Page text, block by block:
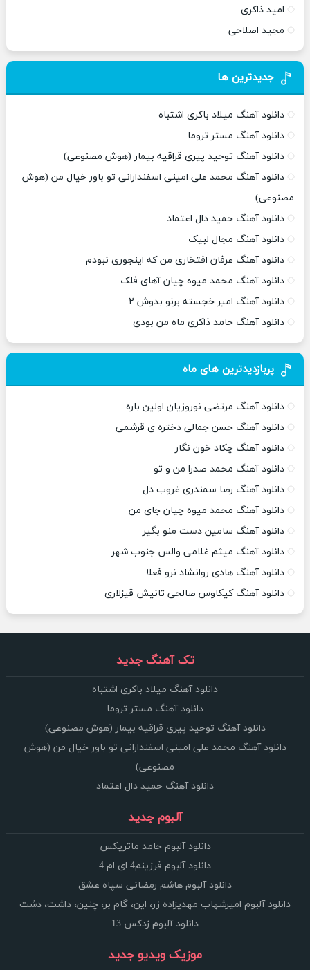
امید ذاکری
مجید اصلاحی
جدیدترین ها
دانلود آهنگ میلاد باکری اشتباه
دانلود آهنگ مستر تروما
دانلود آهنگ توحید پیری قراقیه بیمار (هوش مصنوعی)
دانلود آهنگ محمد علی امینی اسفندارانی تو باور خیال من (هوش
مصنوعی)
دانلود آهنگ حمید دال اعتماد
دانلود آهنگ مجال لبیک
دانلود آهنگ عرفان افتخاری من که اینجوری نبودم
دانلود آهنگ محمد میوه چیان آهای فلک
دانلود آهنگ امیر خجسته برنو بدوش ۲
دانلود آهنگ حامد ذاکری ماه من بودی
پربازدیدترین های ماه
دانلود آهنگ مرتضی نوروزیان اولین باره
دانلود آهنگ حسن جمالی دختره ی قرشمی
دانلود آهنگ چکاد خون نگار
دانلود آهنگ محمد صدرا من و تو
دانلود آهنگ رضا سمندری غروب دل
دانلود آهنگ محمد میوه چیان جای من
دانلود آهنگ سامین دست منو بگیر
دانلود آهنگ میثم غلامی والس جنوب شهر
دانلود آهنگ هادی روانشاد نرو فعلا
دانلود آهنگ کیکاوس صالحی تانیش قیزلاری
تک آهنگ جدید
دانلود آهنگ میلاد باکری اشتباه
دانلود آهنگ مستر تروما
دانلود آهنگ توحید پیری قراقیه بیمار (هوش مصنوعی)
دانلود آهنگ محمد علی امینی اسفندارانی تو باور خیال من (هوش
مصنوعی)
دانلود آهنگ حمید دال اعتماد
آلبوم جدید
دانلود آلبوم حامد ماتریکس
دانلود آلبوم فرزینم4 ای ام 4
دانلود آلبوم هاشم رمضانی سپاه عشق
دانلود آلبوم امیرشهاب مهدیزاده زر، این، گام بر، چنین، داشت، دشت
دانلود آلبوم زدکس 13
موزیک ویدیو جدید